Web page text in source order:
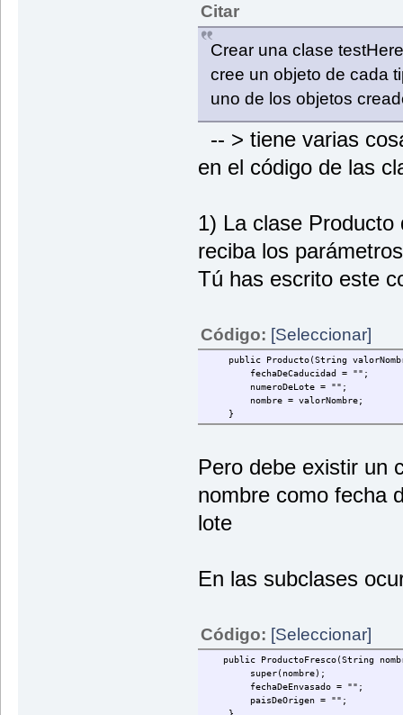
Citar
Crear una clase
cree un objeto de cada
uno de los objetos
-- > tiene varias
en el código de las
1) La clase
reciba los
Tú has escrito este
Código: [Seleccionar]
public Producto(String
fechaDeCaducidad = "";
numeroDeLote = "";
nombre = valorNombre;
}
Pero debe existir un
nombre como fecha
lote
En las subclases
Código: [Seleccionar]
public ProductoFresco(String
super(nombre);
fechaDeEnvasado = "";
paisDeOrigen = "";